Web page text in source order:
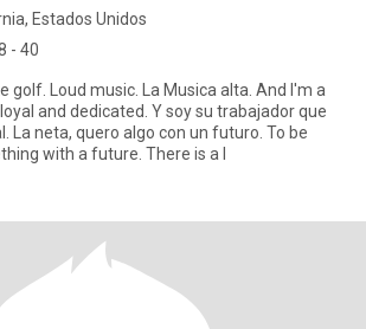
Estados Unidos
- 40
golf. Loud music. La Musica alta. And I'm a
Y soy su trabajador que
La neta, quero algo con un futuro. To be
with a future. There is a l